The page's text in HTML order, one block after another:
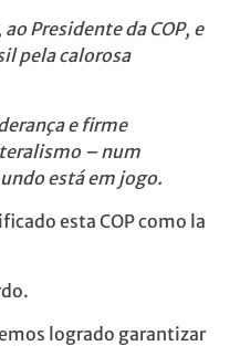
Presidente da COP, e
pela calorosa
e firme
– num
está em jogo.
esta COP como la
logrado garantizar